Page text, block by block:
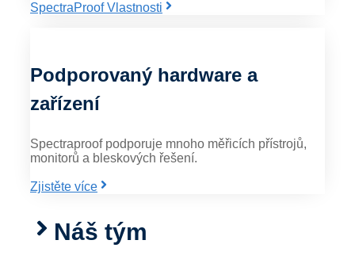
SpectraProof Vlastnosti
Podporovaný hardware a
zařízení
Spectraproof podporuje mnoho měřicích přístrojů,
monitorů a bleskových řešení.
Zjistěte více
Náš tým